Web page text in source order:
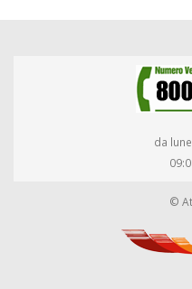
da
©